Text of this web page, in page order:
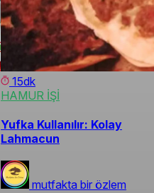
15dk
HAMUR İŞİ
Yufka Kullanılır: Kolay
Lahmacun
mutfakta bir özlem